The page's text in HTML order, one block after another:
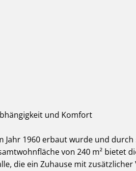
und Komfort
1960 erbaut wurde und
von 240 m² bietet
die ein Zuhause mit